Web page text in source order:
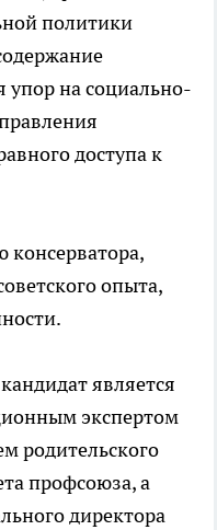
политики
упор на социально-
доступа к
опыта,
является
экспертом
родительского
профсоюза, а
директора